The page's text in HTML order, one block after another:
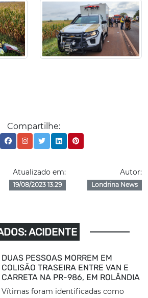
Compartilhe:
Atualizado em:
19/08/2023 13:29
Autor:
Londrina News
ACIDENTE
DUAS PESSOAS MORREM EM
COLISÃO TRASEIRA ENTRE VAN E
CARRETA NA PR-986, EM ROLÂNDIA
Vítimas foram identificadas como